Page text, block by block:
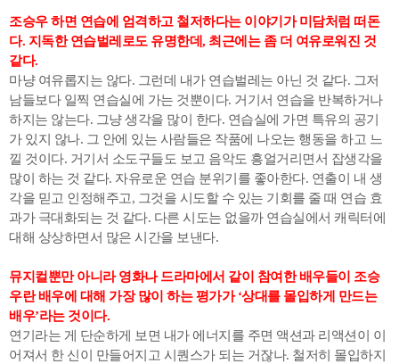
조승우 하면 연습에 엄격하고 철저하다는 이야기가 미담처럼 떠돈
다. 지독한 연습벌레로도 유명한데, 최근에는 좀 더 여유로워진 것
같다.
마냥 여유롭지는 않다. 그런데 내가 연습벌레는 아닌 것 같다. 그저
남들보다 일찍 연습실에 가는 것뿐이다. 거기서 연습을 반복하거나
하지는 않는다. 그냥 생각을 많이 한다. 연습실에 가면 특유의 공기
가 있지 않나. 그 안에 있는 사람들은 작품에 나오는 행동을 하고 느
낄 것이다. 거기서 소도구들도 보고 음악도 흥얼거리면서 잡생각을
많이 하는 것 같다. 자유로운 연습 분위기를 좋아한다. 연출이 내 생
각을 믿고 인정해주고, 그것을 시도할 수 있는 기회를 줄 때 연습 효
과가 극대화되는 것 같다. 다른 시도는 없을까 연습실에서 캐릭터에
대해 상상하면서 많은 시간을 보낸다.
뮤지컬뿐만 아니라 영화나 드라마에서 같이 참여한 배우들이 조승
우란 배우에 대해 가장 많이 하는 평가가 ‘상대를 몰입하게 만드는
배우’라는 것이다.
연기라는 게 단순하게 보면 내가 에너지를 주면 액션과 리액션이 이
어져서 한 신이 만들어지고 시퀀스가 되는 거잖나. 철저히 몰입하지